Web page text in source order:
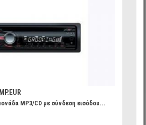
MP3/CD με σύνδεση εισόδου...